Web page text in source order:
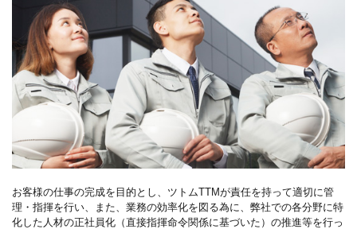
お客様の仕事の完成を目的とし、ツトムTTMが責任を持って適切に管
理・指揮を行い、また、業務の効率化を図る為に、弊社での各分野に特
化した人材の正社員化（直接指揮命令関係に基づいた）の推進等を行っ